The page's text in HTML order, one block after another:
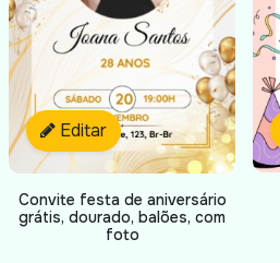
Editar
Convite festa de aniversário
grátis, dourado, balões, com
foto